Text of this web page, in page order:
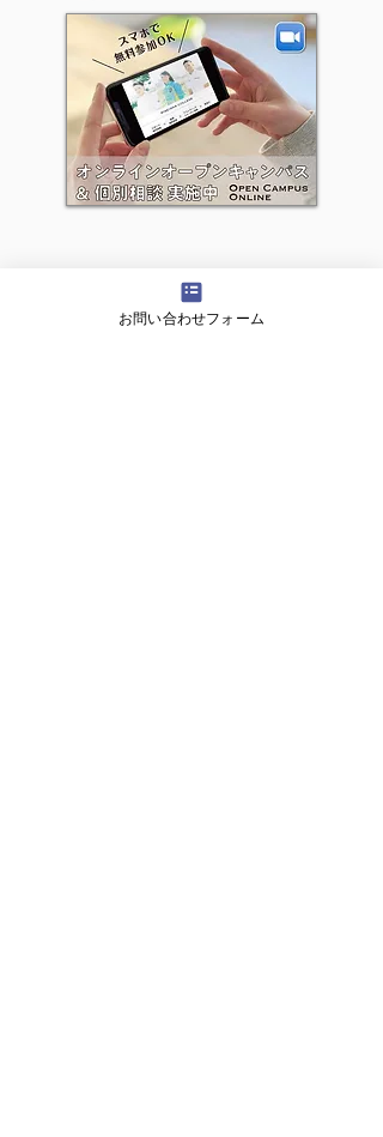
オンライン オープンキャンパス
同志社香里中学校高等学校
お問い合わせフォーム